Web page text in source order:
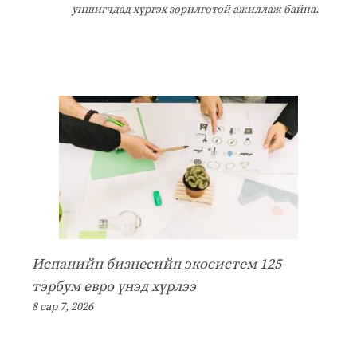
уншигчдад хүргэх зорилготой ажиллаж байна.
Испанийн бизнесийн экосистем 125
тэрбум евро үнэд хүрлээ
8 сар 7, 2026